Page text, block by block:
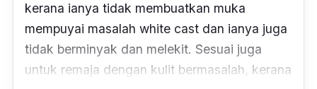
kerana ianya tidak membuatkan muka
mempuyai masalah white cast dan ianya juga
tidak berminyak dan melekit. Sesuai juga
untuk remaja dengan kulit bermasalah, kerana